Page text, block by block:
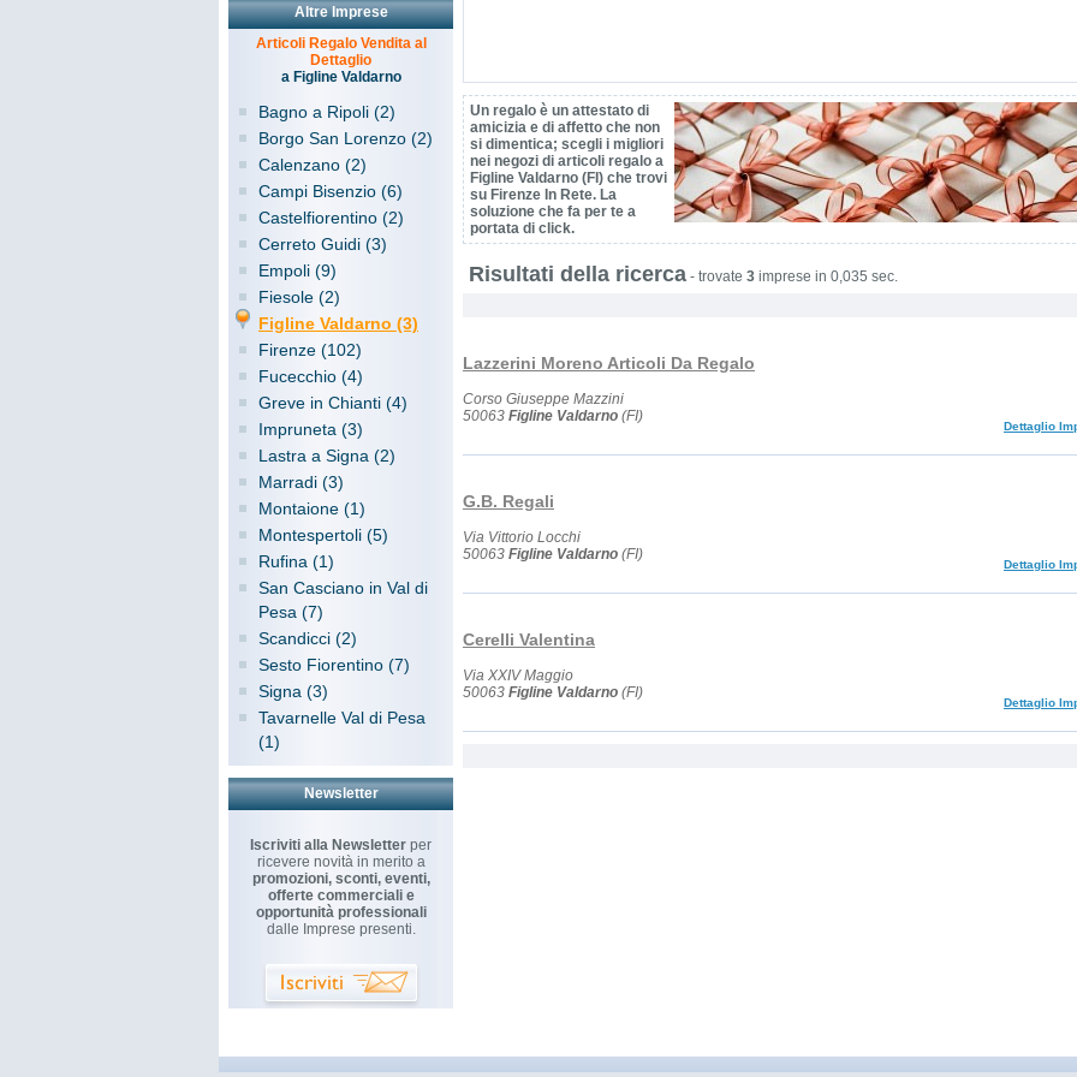
Altre Imprese
Articoli Regalo Vendita al
Dettaglio
a Figline Valdarno
Bagno a Ripoli (2)
Borgo San Lorenzo (2)
Calenzano (2)
Campi Bisenzio (6)
Castelfiorentino (2)
Cerreto Guidi (3)
Empoli (9)
Fiesole (2)
Figline Valdarno (3)
Firenze (102)
Fucecchio (4)
Greve in Chianti (4)
Impruneta (3)
Lastra a Signa (2)
Marradi (3)
Montaione (1)
Montespertoli (5)
Rufina (1)
San Casciano in Val di
Pesa (7)
Scandicci (2)
Sesto Fiorentino (7)
Signa (3)
Tavarnelle Val di Pesa
(1)
Newsletter
Iscriviti alla Newsletter per
ricevere novità in merito a
promozioni, sconti, eventi,
offerte commerciali e
opportunità professionali
dalle Imprese presenti.
Un regalo è un attestato di
amicizia e di affetto che non
si dimentica; scegli i migliori
nei negozi di articoli regalo a
Figline Valdarno (FI) che trovi
su Firenze In Rete. La
soluzione che fa per te a
portata di click.
Risultati della ricerca - trovate 3 imprese in 0,035 sec.
Lazzerini Moreno Articoli Da Regalo
Corso Giuseppe Mazzini
50063 Figline Valdarno (FI)
Dettaglio
G.B. Regali
Via Vittorio Locchi
50063 Figline Valdarno (FI)
Dettaglio
Cerelli Valentina
Via XXIV Maggio
50063 Figline Valdarno (FI)
Dettaglio